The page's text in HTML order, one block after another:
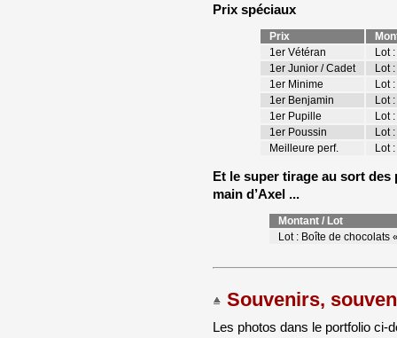
Prix spéciaux
Prix
1er Vétéran
Lot
1er Junior / Cadet
Lot
1er Minime
Lot
1er Benjamin
Lot
1er Pupille
Lot
1er Poussin
Lot
Meilleure perf.
Lot
Et le super tirage au sort
main d’Axel ...
Montant / Lot
Lot : Boîte de chocolats
Souvenirs,
Les photos dans le portfolio ci-